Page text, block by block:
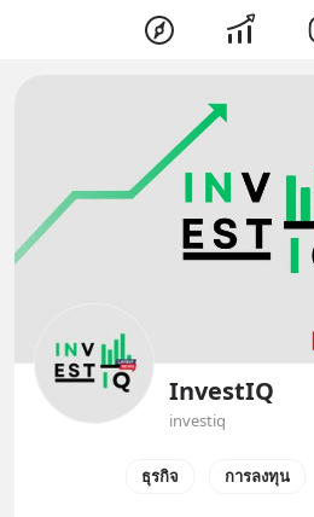
InvestIQ
investiq
ธุรกิจ การลงทุน